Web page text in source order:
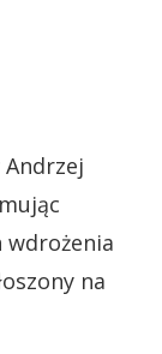
wdrożenia
na